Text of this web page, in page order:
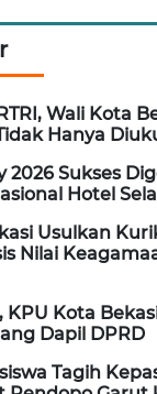
Wali Kota
Hanya
2026 Sukses
Hotel
Usulkan
Nilai
KPU Kota
Dapil DPRD
Tagih